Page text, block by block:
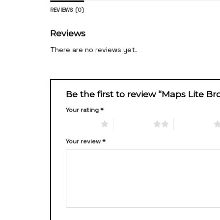
REVIEWS (0)
Reviews
There are no reviews yet.
Be the first to review “Maps Lite
Your rating*
Your review*